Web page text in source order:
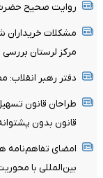
روایت صحیح حضرت
مشکلات خریداران
مرکز لرستان
دفتر رهبر
طراحان قانون
قانون بدون
امضای تفاهم‌نامه
بین‌المللی با